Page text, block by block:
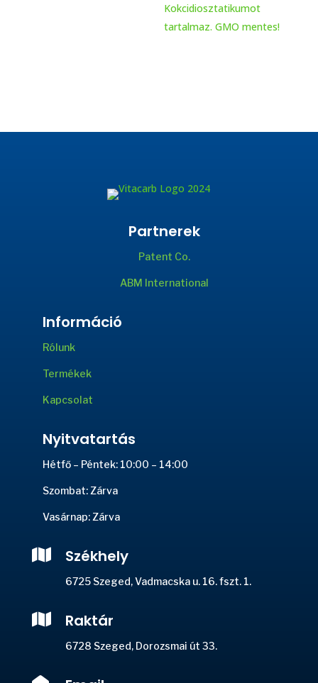
Kokcidiosztatikumot
tartalmaz. GMO mentes!
Partnerek
Patent Co.
ABM International
Információ
Rólunk
Termékek
Kapcsolat
Nyitvatartás
Hétfő – Péntek: 10:00 – 14:00
Szombat: Zárva
Vasárnap: Zárva
 Székhely
6725 Szeged, Vadmacska u. 16. fszt. 1.
 Raktár
6728 Szeged, Dorozsmai út 33.